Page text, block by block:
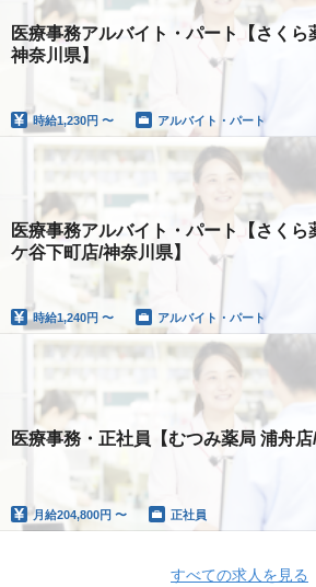
医療事務アルバイト・パート【さく
神奈川県】
時給1,230円 〜 アルバイト・パート
医療事務アルバイト・パート【さく
ケ谷下町店/神奈川県】
時給1,240円 〜 アルバイト・パート
医療事務・正社員【むつみ薬局 浦舟店/
月給204,800円 〜 正社員
すべての求人を見る